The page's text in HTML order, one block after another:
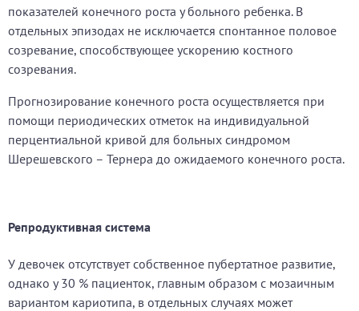
показателей конечного роста у больного ребенка. В
отдельных эпизодах не исключается спонтанное половое
созревание, способствующее ускорению костного
созревания.
Прогнозирование конечного роста осуществляется при
помощи периодических отметок на индивидуальной
перцентиальной кривой для больных синдромом
Шерешевского – Тернера до ожидаемого конечного роста.
Репродуктивная система
У девочек отсутствует собственное пубертатное развитие,
однако у 30 % пациенток, главным образом с мозаичным
вариантом кариотипа, в отдельных случаях может